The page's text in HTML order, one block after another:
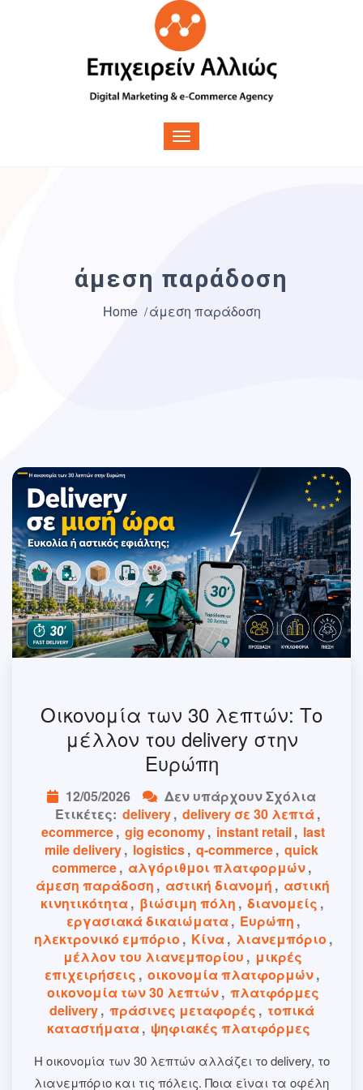
άμεση παράδοση
Home άμεση παράδοση
Οικονομία των 30 λεπτών: Το
μέλλον του delivery στην
Ευρώπη
12/05/2026
Δεν υπάρχουν Σχόλια
Ετικέτες: delivery, delivery σε 30 λεπτά,
ecommerce, gig economy, instant retail, last
mile delivery, logistics, q-commerce, quick
commerce, αλγόριθμοι πλατφορμών,
άμεση παράδοση , αστική διανομή , αστική
κινητικότητα, βιώσιμη πόλη , διανομείς ,
εργασιακά δικαιώματα, Ευρώπη ,
ηλεκτρονικό εμπόριο , Κίνα, λιανεμπόριο ,
μέλλον του λιανεμπορίου , μικρές
επιχειρήσεις , οικονομία πλατφορμών,
οικονομία των 30 λεπτών, πλατφόρμες
delivery, πράσινες μεταφορές , τοπικά
καταστήματα, ψηφιακές πλατφόρμες
Η οικονομία των 30 λεπτών αλλάζει το delivery, το
λιανεμπόριο και τις πόλεις. Ποια είναι τα οφέλη